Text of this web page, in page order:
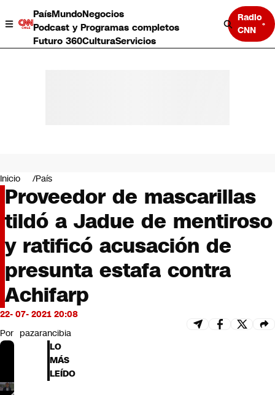
PaísMundoNegocios
Podcast y Programas completos
Futuro 360CulturaServicios
Radio
CNN
Negocios
Deportes
Programas completos
Cultura
Servicios
Bits
CNN Data
CNN tiempo
Futuro 360
Opinión
Inicio País
Proveedor de mascarillas
tildó a Jadue de mentiroso
y ratificó acusación de
presunta estafa contra
Achifarp
22- 07- 2021 20:08
Por pazarancibia
LO
MÁS
LEÍDO